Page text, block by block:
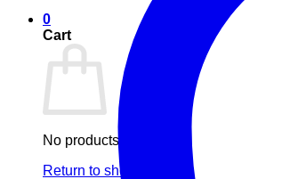
0
Cart
No products in the cart.
Return to shop